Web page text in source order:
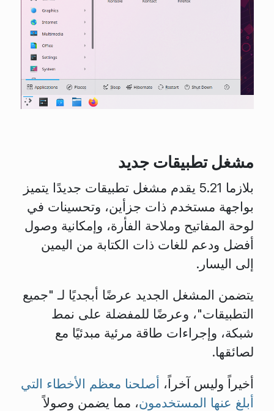
مشغل تطبيقات جديد
بلازما 5.21 يقدم مشغل تطبيقات جديدًا يتميز
بواجهة مستخدم ذات جزأين، وتحسينات في
لوحة المفاتيح وملاحة الفأرة، وإمكانية وصول
أفضل ودعم للغات ذات الكتابة من اليمين
إلى اليسار.
يتضمن المشغل الجديد عرضًا أبجديًا لـ "جميع
التطبيقات"، وعرضًا للمفضلة على نمط
شبكة، وإجراءات طاقة مرئية مبدئيًا مع
لصائقها.
أخيراً وليس آخراً، أصلحنا معظم الأخطاء التي
أبلغ عنها المستخدمون، مما يضمن وصولاً